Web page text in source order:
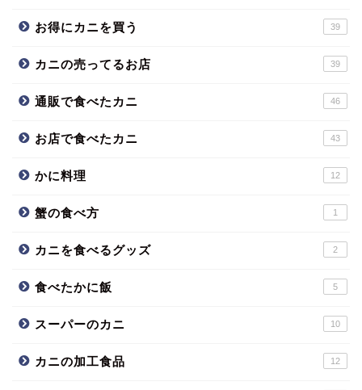
お得にカニを買う 39
カニの売ってるお店 39
通販で食べたカニ 46
お店で食べたカニ 43
かに料理 12
蟹の食べ方 1
カニを食べるグッズ 2
食べたかに飯 5
スーパーのカニ 10
カニの加工食品 12